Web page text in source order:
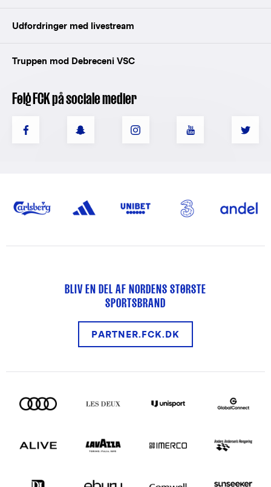
Udfordringer med livestream
Truppen mod Debreceni VSC
Følg FCK på sociale medier
BLIV EN DEL AF NORDENS STØRSTE
SPORTSBRAND
PARTNER.FCK.DK